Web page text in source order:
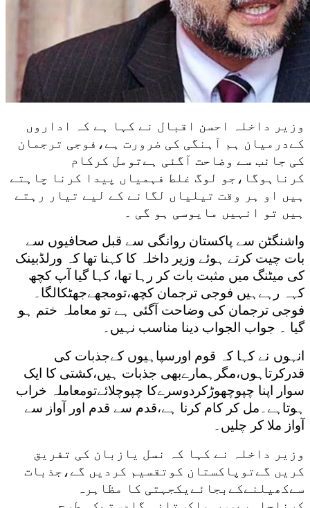
وزیر داخلہ احسن اقبال نے کہا ہے کہ اداروں
کےدرمیان ہم آہنگی کی ضرورت ہے،فوجی ترجمان
کی جانب سے وضاحت آگئی ہےتومل کرکام
کرناہوگا،جو لوگ غلط فہمیاں پیدا کرنا چاہتے
ہیں او ہر وقت تیلیاں لگانے کے لیے تیار رہتے
ہیں تو انہیں مایوسی ہو گی ۔
واشنگٹن سے پاکستان روانگی سے قبل صحافیوں سے
بات چیت کرتے ہوئے وزیر داخلہ کا کہنا تھا کہ ورلڈبینک
کی میٹنگ میں مثبت بات کر رہا تھا، کہا گیا آپ کچھ
کہہ رہےہیں فوجی ترجمان کچھ،تومجھےجھٹکالگا۔
فوجی ترجمان کی وضاحت آگئی ہے تو معاملہ ختم ہو
گیا ۔ جواب الجواب دینا مناسب نہیں۔
انہوں نے کہا کہ قوم اورسپاہیوں کےجذبات کی
قدرکرتاہوں،مگرہمارےبھی جذبات ہیں،کشتی کا ایک
سوار اپنا چپوچھوڑکردوسرےکا چپوچلائےتومعاملہ خراب
ہوتاہے۔مل کر کام کرنا ہے،قدم سے قدم اور آواز سے
آواز ملا کر چلیں۔
وزیر داخلہ نے کہا کہ نسل یازبان کی تفریق
کریں گےتوپاکستان کوتقسیم کردیں گے،جذبات
سےکھیلنےکےبجائےیکجہتی کا مظاہرہ